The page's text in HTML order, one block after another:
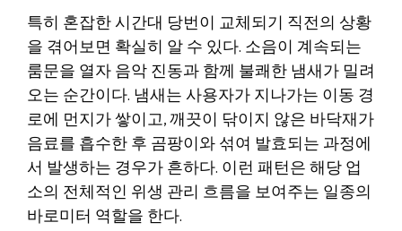
특히 혼잡한 시간대 당번이 교체되기 직전의 상황
을 겪어보면 확실히 알 수 있다. 소음이 계속되는
룸문을 열자 음악 진동과 함께 불쾌한 냄새가 밀려
오는 순간이다. 냄새는 사용자가 지나가는 이동 경
로에 먼지가 쌓이고, 깨끗이 닦이지 않은 바닥재가
음료를 흡수한 후 곰팡이와 섞여 발효되는 과정에
서 발생하는 경우가 흔하다. 이런 패턴은 해당 업
소의 전체적인 위생 관리 흐름을 보여주는 일종의
바로미터 역할을 한다.